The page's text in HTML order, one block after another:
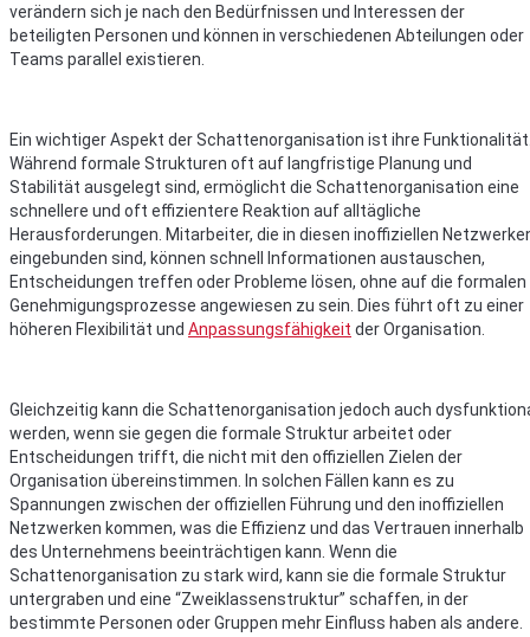
verändern sich je nach den Bedürfnissen und Interessen der
beteiligten Personen und können in verschiedenen Abteilungen oder
Teams parallel existieren.
Ein wichtiger Aspekt der Schattenorganisation ist ihre
Während formale Strukturen oft auf langfristige Planung und
Stabilität ausgelegt sind, ermöglicht die Schattenorganisation eine
schnellere und oft effizientere Reaktion auf alltägliche
Herausforderungen. Mitarbeiter, die in diesen inoffiziellen
eingebunden sind, können schnell Informationen austauschen,
Entscheidungen treffen oder Probleme lösen, ohne auf die formalen
Genehmigungsprozesse angewiesen zu sein. Dies führt oft zu einer
höheren Flexibilität und Anpassungsfähigkeit der Organisation.
Gleichzeitig kann die Schattenorganisation jedoch auch
werden, wenn sie gegen die formale Struktur arbeitet oder
Entscheidungen trifft, die nicht mit den offiziellen Zielen der
Organisation übereinstimmen. In solchen Fällen kann es zu
Spannungen zwischen der offiziellen Führung und den inoffiziellen
Netzwerken kommen, was die Effizienz und das Vertrauen innerhalb
des Unternehmens beeinträchtigen kann. Wenn die
Schattenorganisation zu stark wird, kann sie die formale Struktur
untergraben und eine “Zweiklassenstruktur” schaffen, in der
bestimmte Personen oder Gruppen mehr Einfluss haben als andere.